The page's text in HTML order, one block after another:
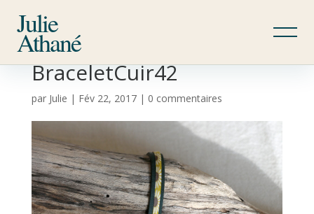
Julie
Athané
BraceletCuir42
par Julie | Fév 22, 2017| 0 commentaires